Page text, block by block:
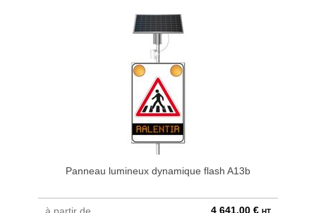
Panneau lumineux dynamique flash A13b
4 641,00 € HT